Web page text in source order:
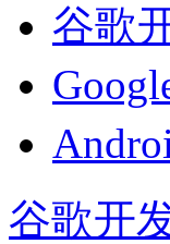
谷歌
谷歌开